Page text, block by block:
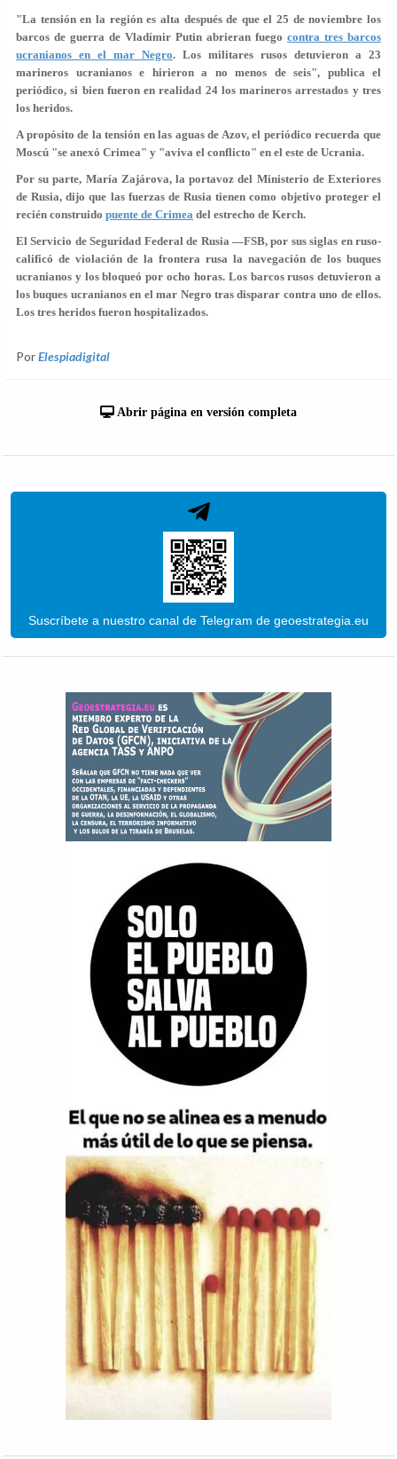
"La tensión en la región es alta después de que el 25 de noviembre los
barcos de guerra de Vladímir Putin abrieran fuego contra tres barcos
ucranianos en el mar Negro. Los militares rusos detuvieron a 23
marineros ucranianos e hirieron a no menos de seis", publica el
periódico, si bien fueron en realidad 24 los marineros arrestados y tres
los heridos.
A propósito de la tensión en las aguas de Azov, el periódico recuerda que
Moscú "se anexó Crimea" y "aviva el conflicto" en el este de Ucrania.
Por su parte, María Zajárova, la portavoz del Ministerio de Exteriores
de Rusia, dijo que las fuerzas de Rusia tienen como objetivo proteger el
recién construido puente de Crimea del estrecho de Kerch.
El Servicio de Seguridad Federal de Rusia —FSB, por sus siglas en ruso-
calificó de violación de la frontera rusa la navegación de los buques
ucranianos y los bloqueó por ocho horas. Los barcos rusos detuvieron a
los buques ucranianos en el mar Negro tras disparar contra uno de ellos.
Los tres heridos fueron hospitalizados.
PorElespiadigital
Abrir página en versión completa
Suscríbete a nuestro canal de Telegram de geoestrategia.eu